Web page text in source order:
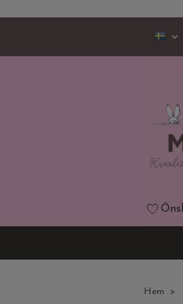
Hem